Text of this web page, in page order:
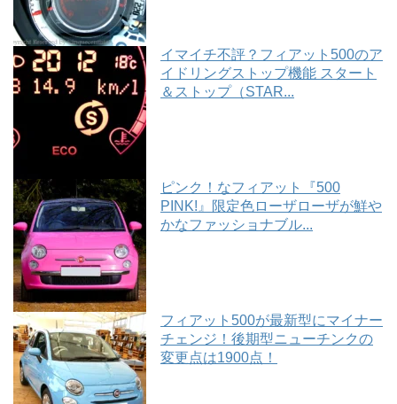
イマイチ不評？フィアット500のア
イドリングストップ機能 スタート
＆ストップ（STAR...
ピンク！なフィアット『500
PINK!』限定色ローザローザが鮮や
かなファッショナブル...
フィアット500が最新型にマイナー
チェンジ！後期型ニューチンクの
変更点は1900点！